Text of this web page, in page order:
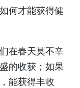
何才能获得健
在春天莫不辛
的收获；如果
能获得丰收